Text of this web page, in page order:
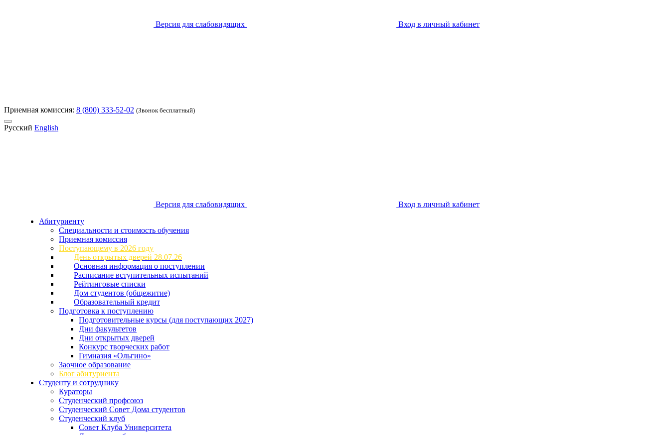
Версия для слабовидящих Вход в личный кабинет
Приемная комиссия: 8 (800) 333-52-02 (Звонок бесплатный)
Русский English
Версия для слабовидящих
Вход в личный кабинет
Абитуриенту
Специальности и стоимость обучения
Приемная комиссия
Поступающему в 2026 году
День открытых дверей 28.07.26
Основная информация о поступлении
Расписание вступительных испытаний
Рейтинговые списки
Дом студентов (общежитие)
Образовательный кредит
Подготовка к поступлению
Подготовительные курсы (для поступающих 2027)
Дни факультетов
Дни открытых дверей
Конкурс творческих работ
Гимназия «Ольгино»
Заочное образование
Блог абитуриента
Студенту и сотруднику
Кураторы
Студенческий профсоюз
Студенческий Совет Дома студентов
Студенческий клуб
Совет Клуба Университета